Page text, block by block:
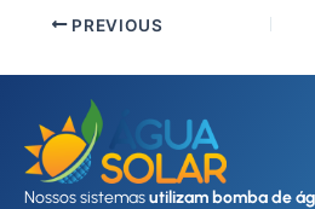
PREVIOUS
Nossos sistemasutilizam bomba de